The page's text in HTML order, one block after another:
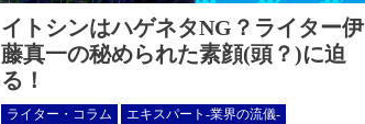
イトシンはハゲネタNG？ライター伊
藤真一の秘められた素顔(頭？)に迫
る！
ライター・コラム エキスパート-業界の流儀-